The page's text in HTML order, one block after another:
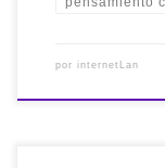
por internetLan